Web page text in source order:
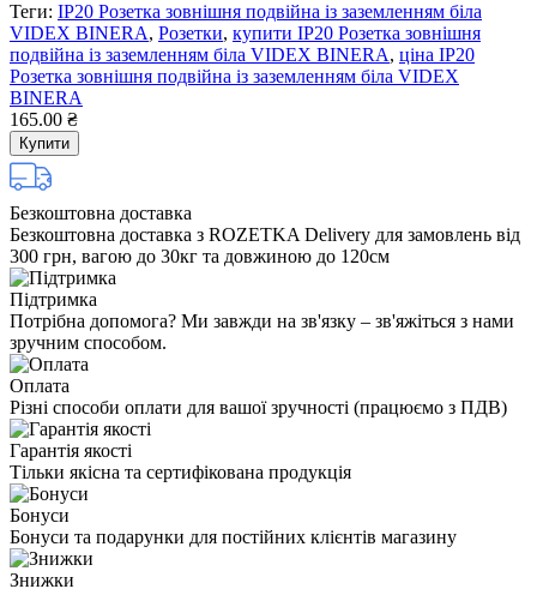
Теги: IP20 Розетка зовнішня подвійна із заземленням біла
VIDEX BINERA, Розетки, купити IP20 Розетка зовнішня
подвійна із заземленням біла VIDEX BINERA, ціна IP20
Розетка зовнішня подвійна із заземленням біла VIDEX
BINERA
165.00 ₴
Купити
Безкоштовна доставка
Безкоштовна доставка з ROZETKA Delivery для замовлень від
300 грн, вагою до 30кг та довжиною до 120см
Підтримка
Потрібна допомога? Ми завжди на зв'язку – зв'яжіться з нами
зручним способом.
Оплата
Різні способи оплати для вашої зручності (працюємо з ПДВ)
Гарантія якості
Тільки якісна та сертифікована продукція
Бонуси
Бонуси та подарунки для постійних клієнтів магазину
Знижки